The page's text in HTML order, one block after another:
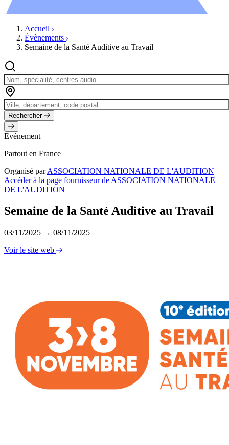
Accueil
Évènements
Semaine de la Santé Auditive au Travail
Rechercher
Evénement
Partout en France
Organisé parASSOCIATION NATIONALE DE L'AUDITION
Accéder à la page fournisseur de ASSOCIATION NATIONALE
DE L'AUDITION
Semaine de la Santé Auditive au Travail
03/11/2025 → 08/11/2025
Voir le site web